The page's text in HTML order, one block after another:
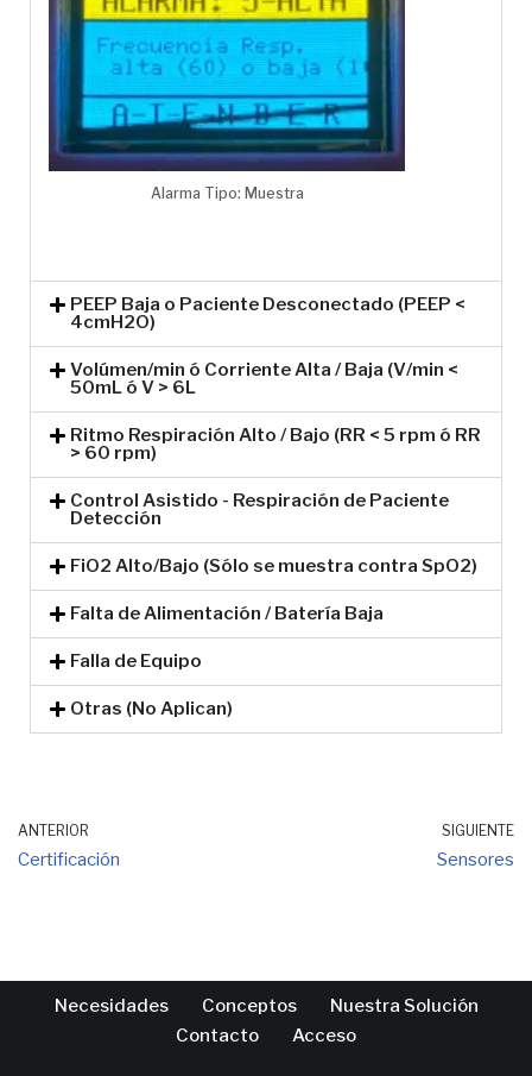
Alarma Tipo: Muestra
PEEP Baja o Paciente Desconectado (PEEP <
4cmH2O)
Volúmen/min ó Corriente Alta / Baja (V/min <
50mL ó V > 6L
Ritmo Respiración Alto / Bajo (RR < 5 rpm ó RR
> 60 rpm)
Control Asistido - Respiración de Paciente
Detección
FiO2 Alto/Bajo (Sólo se muestra contra SpO2)
Falta de Alimentación / Batería Baja
Falla de Equipo
Otras (No Aplican)
ANTERIOR
Certificación
SIGUIENTE
Sensores
Necesidades Conceptos
Nuestra Solución
Contacto
Acceso